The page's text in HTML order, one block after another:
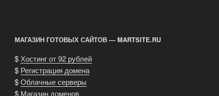
МАГАЗИН ГОТОВЫХ САЙТОВ — MARTSITE.RU
$ Хостинг от 92 рублей
$ Регистрация домена
$Облачные серверы
$ Магазин доменов